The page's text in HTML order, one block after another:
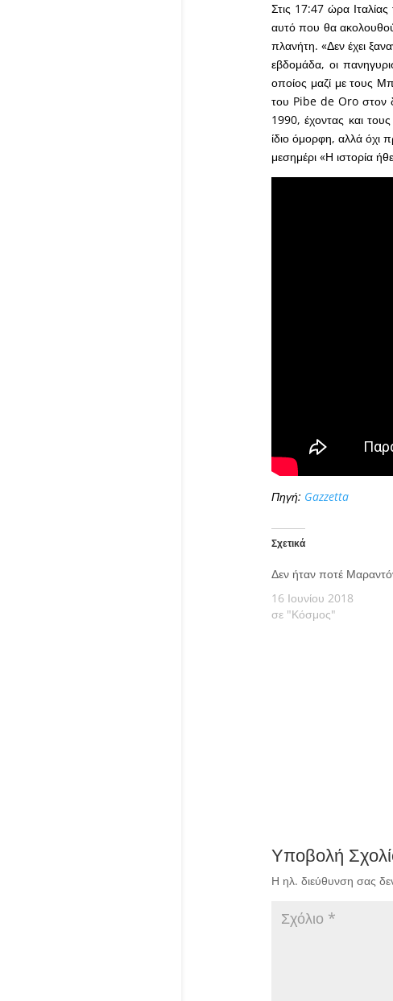
Στις 17:47 ώρα
αυτό που θα
πλανήτη. «Δεν έχει
εβδομάδα, οι
οποίος μαζί με τους
του Pibe de Oro στον
1990, έχοντας και
ίδιο όμορφη, αλλά όχι
μεσημέρι «Η ιστορία
Πηγή: Gazzetta
Σχετικά
Δεν ήταν ποτέ
16 Ιουνίου 2018
σε "Κόσμος"
Υποβολή
Η ηλ. διεύθυνση σας